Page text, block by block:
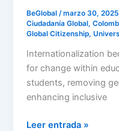
BeGlobal/marzo 30,
Ciudadanía Global,
Global Citizenship,
Internationalization
for change within
students, removing
enhancing inclusive
Leer entrada »